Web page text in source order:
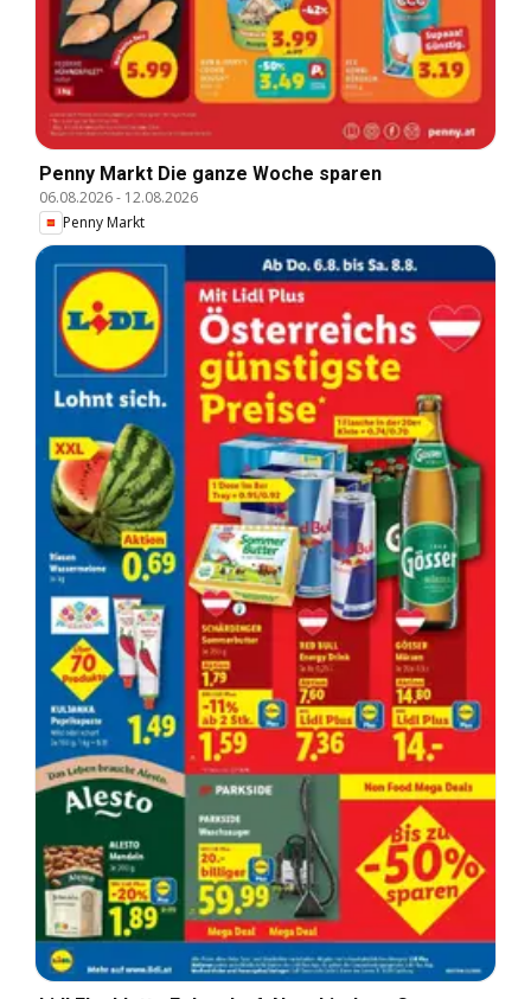
Penny Markt Die ganze Woche sparen
06.08.2026- 12.08.2026
Penny Markt